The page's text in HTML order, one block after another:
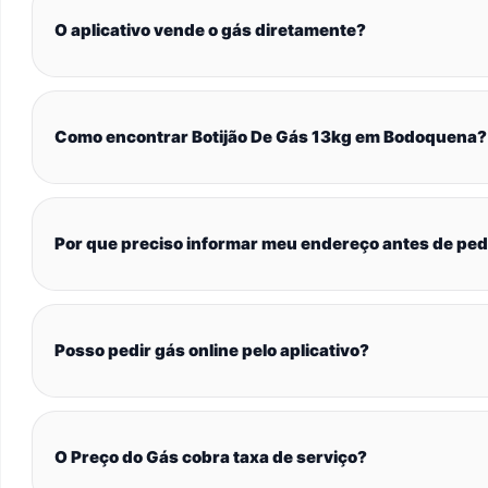
O aplicativo vende o gás diretamente?
Como encontrar Botijão De Gás 13kg em Bodoquena?
Por que preciso informar meu endereço antes de
Posso pedir gás online pelo aplicativo?
O Preço do Gás cobra taxa de serviço?